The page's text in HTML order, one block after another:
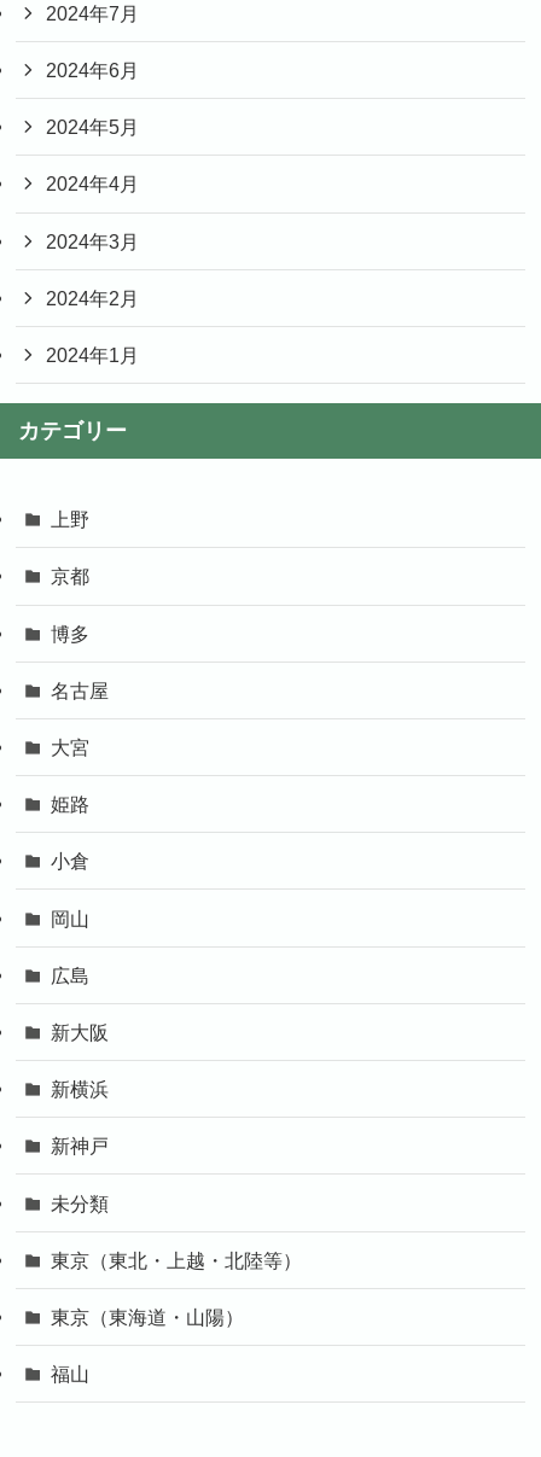
2024年7月
2024年6月
2024年5月
2024年4月
2024年3月
2024年2月
2024年1月
カテゴリー
上野
京都
博多
名古屋
大宮
姫路
小倉
岡山
広島
新大阪
新横浜
新神戸
未分類
東京（東北・上越・北陸等）
東京（東海道・山陽）
福山